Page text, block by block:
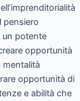
pensiero
un potente
opportunità
mentalità
opportunità di
e abilità che